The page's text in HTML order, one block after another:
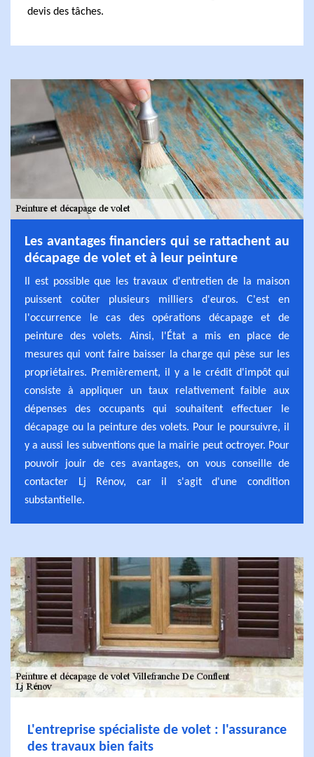
devis des tâches.
Les avantages financiers qui se rattachent au
décapage de volet et à leur peinture
Il est possible que les travaux d'entretien de la maison
puissent coûter plusieurs milliers d'euros. C'est en
l'occurrence le cas des opérations décapage et de
peinture des volets. Ainsi, l'État a mis en place de
mesures qui vont faire baisser la charge qui pèse sur les
propriétaires. Premièrement, il y a le crédit d'impôt qui
consiste à appliquer un taux relativement faible aux
dépenses des occupants qui souhaitent effectuer le
décapage ou la peinture des volets. Pour le poursuivre, il
y a aussi les subventions que la mairie peut octroyer. Pour
pouvoir jouir de ces avantages, on vous conseille de
contacter Lj Rénov, car il s'agit d'une condition
substantielle.
L'entreprise spécialiste de volet : l'assurance
des travaux bien faits